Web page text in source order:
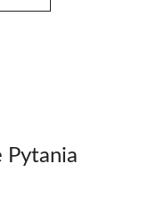
Pytania